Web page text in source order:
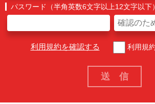
パスワード（半角英数6文字以上12文字以下）
利用規約を確認する 利用規